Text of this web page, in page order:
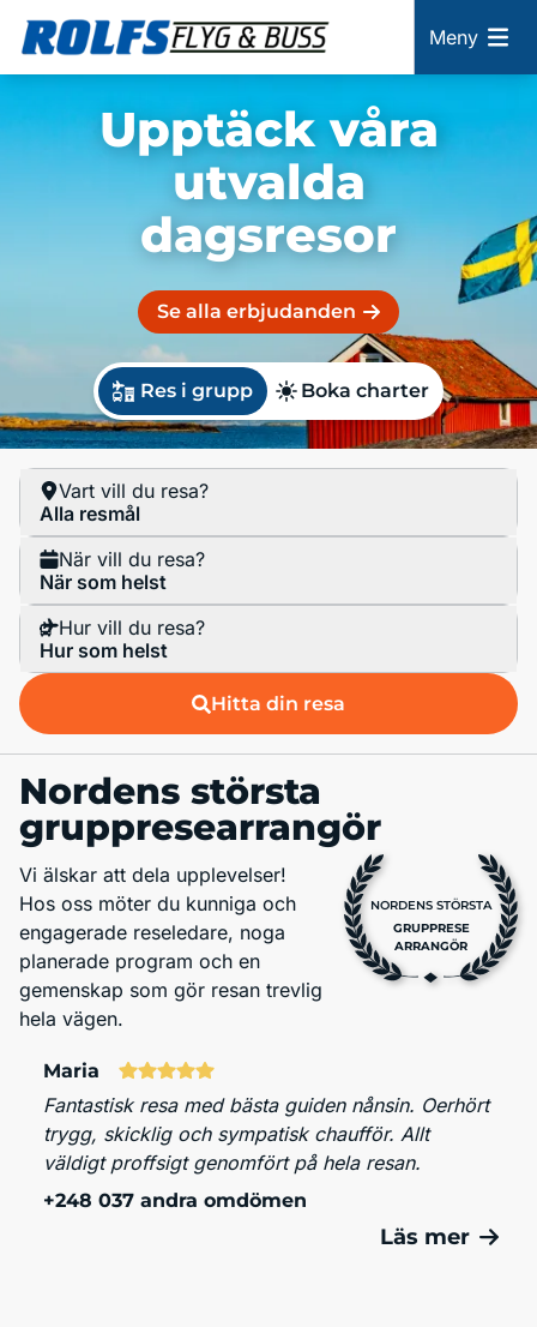
Meny
Upptäck våra
utvalda
dagsresor
Se alla erbjudanden
Res i grupp Boka charter
Vart vill du resa?
Alla resmål
När vill du resa?
När som helst
Hur vill du resa?
Hur som helst
Hitta din resa
Nordens största
gruppresearrangör
Vi älskar att dela upplevelser!
Hos oss möter du kunniga och
engagerade reseledare, noga
planerade program och en
gemenskap som gör resan trevlig
hela vägen.
NORDENS STÖRSTA
GRUPPRESE
ARRANGÖR
Maria
Fantastisk resa med bästa guiden nånsin. Oerhört
trygg, skicklig och sympatisk chaufför. Allt
väldigt proffsigt genomfört på hela resan.
+248 037 andra omdömen
Läs mer